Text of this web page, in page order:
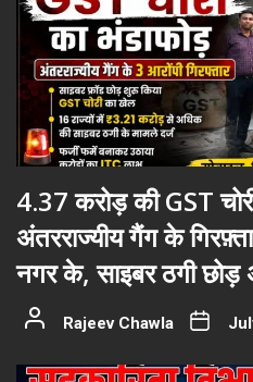
4.37 करोड़ की GST
अंतरराज्यीय गैंग के
नगर के, साइबर ठगी छोड़
Rajeev Chawla